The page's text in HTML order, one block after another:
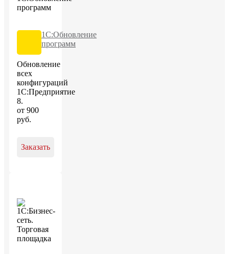
1С:Обновление
программ
Обновление
всех
конфигураций
1С:Предприятие
8.
от 900
руб.
Заказать